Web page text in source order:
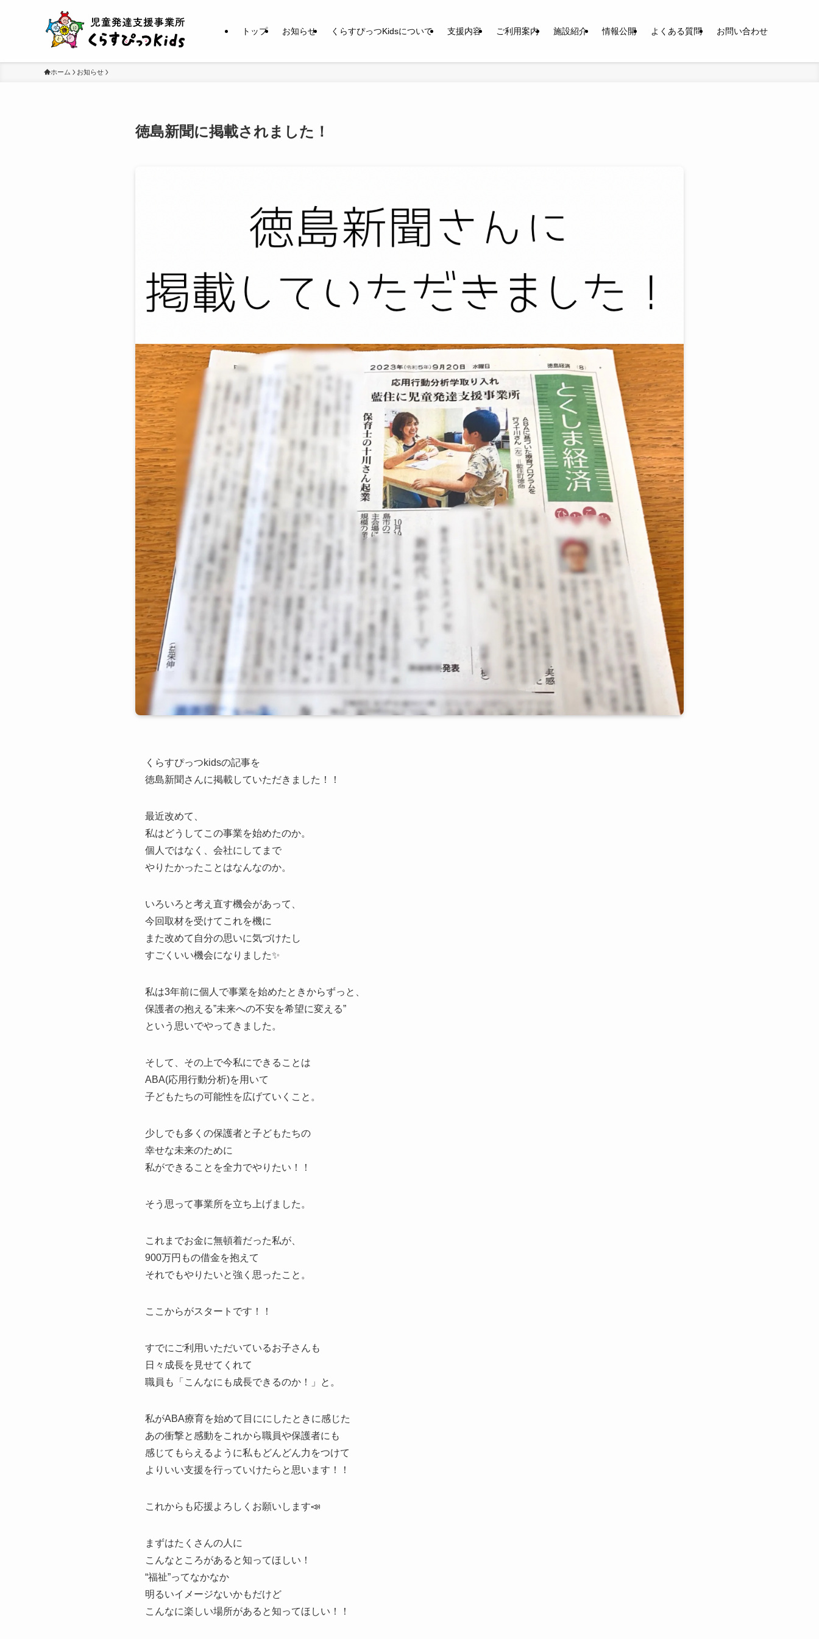
トップ お知らせ くらすぴっつKidsについて 支援内容 ご利用案内 施設紹介 情報公開 よくある質問 お問い合わせ
ホーム お知らせ
徳島新聞に掲載されました！
くらすぴっつkidsの記事を
徳島新聞さんに掲載していただきました！！
最近改めて、
私はどうしてこの事業を始めたのか。
個人ではなく、会社にしてまで
やりたかったことはなんなのか。
いろいろと考え直す機会があって、
今回取材を受けてこれを機に
また改めて自分の思いに気づけたし
すごくいい機会になりました✨
私は3年前に個人で事業を始めたときからずっと、
保護者の抱える”未来への不安を希望に変える”
という思いでやってきました。
そして、その上で今私にできることは
ABA(応用行動分析)を用いて
子どもたちの可能性を広げていくこと。
少しでも多くの保護者と子どもたちの
幸せな未来のために
私ができることを全力でやりたい！！
そう思って事業所を立ち上げました。
これまでお金に無頓着だった私が、
900万円もの借金を抱えて
それでもやりたいと強く思ったこと。
ここからがスタートです！！
すでにご利用いただいているお子さんも
日々成長を見せてくれて
職員も「こんなにも成長できるのか！」と。
私がABA療育を始めて目ににしたときに感じた
あの衝撃と感動をこれから職員や保護者にも
感じてもらえるように私もどんどん力をつけて
よりいい支援を行っていけたらと思います！！
これからも応援よろしくお願いします📣
まずはたくさんの人に
こんなところがあると知ってほしい！
“福祉”ってなかなか
明るいイメージないかもだけど
こんなに楽しい場所があると知ってほしい！！